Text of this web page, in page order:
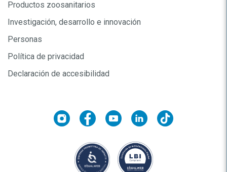
Productos zoosanitarios
Investigación, desarrollo e innovación
Personas
Política de privacidad
Declaración de accesibilidad